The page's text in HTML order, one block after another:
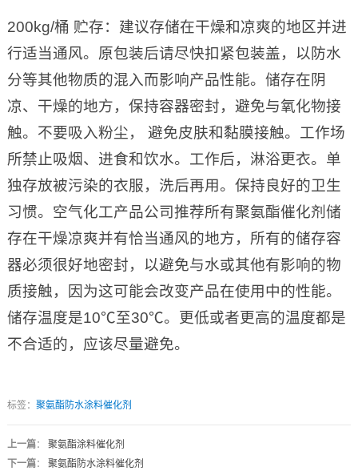
200kg/桶 贮存：建议存储在干燥和凉爽的地区并进
行适当通风。原包装后请尽快扣紧包装盖，以防水
分等其他物质的混入而影响产品性能。储存在阴
凉、干燥的地方，保持容器密封，避免与氧化物接
触。不要吸入粉尘， 避免皮肤和黏膜接触。工作场
所禁止吸烟、进食和饮水。工作后，淋浴更衣。单
独存放被污染的衣服，洗后再用。保持良好的卫生
习惯。空气化工产品公司推荐所有聚氨酯催化剂储
存在干燥凉爽并有恰当通风的地方，所有的储存容
器必须很好地密封，以避免与水或其他有影响的物
质接触，因为这可能会改变产品在使用中的性能。
储存温度是10℃至30℃。更低或者更高的温度都是
不合适的，应该尽量避免。
标签： 聚氨酯防水涂料催化剂
上一篇： 聚氨酯涂料催化剂
下一篇： 聚氨酯防水涂料催化剂